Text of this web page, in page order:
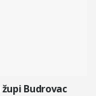
Budrovac